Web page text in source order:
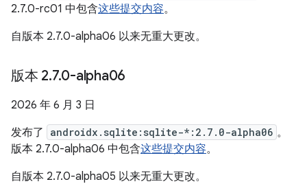
2.7.0-rc01 中包含这些提交内容。
自版本 2.7.0-alpha06 以来无重大更改。
版本 2.7.0-alpha06
2026 年 6 月 3 日
发布了
androidx.sqlite:sqlite-*:2.7.0-alpha06 。
版本 2.7.0-alpha06 中包含这些提交内容。
自版本 2.7.0-alpha05 以来无重大更改。